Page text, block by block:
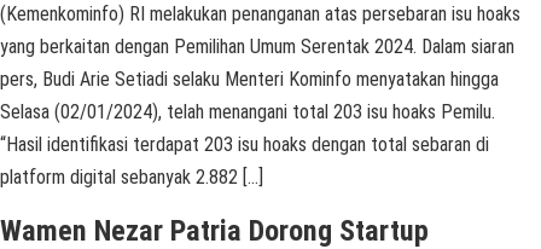
(Kemenkominfo) RI melakukan penanganan atas persebaran isu hoaks
yang berkaitan dengan Pemilihan Umum Serentak 2024. Dalam siaran
pers, Budi Arie Setiadi selaku Menteri Kominfo menyatakan hingga
Selasa (02/01/2024), telah menangani total 203 isu hoaks Pemilu.
“Hasil identifikasi terdapat 203 isu hoaks dengan total sebaran di
platform digital sebanyak 2.882 […]
Wamen Nezar Patria Dorong Startup